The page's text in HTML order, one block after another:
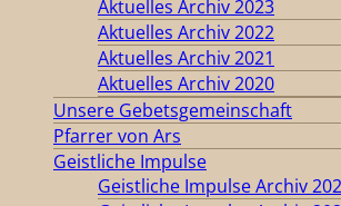
Aktuelles Archiv 2023
Aktuelles Archiv 2022
Aktuelles Archiv 2021
Aktuelles Archiv 2020
Unsere Gebetsgemeinschaft
Pfarrer von Ars
Geistliche Impulse
Geistliche Impulse Archiv